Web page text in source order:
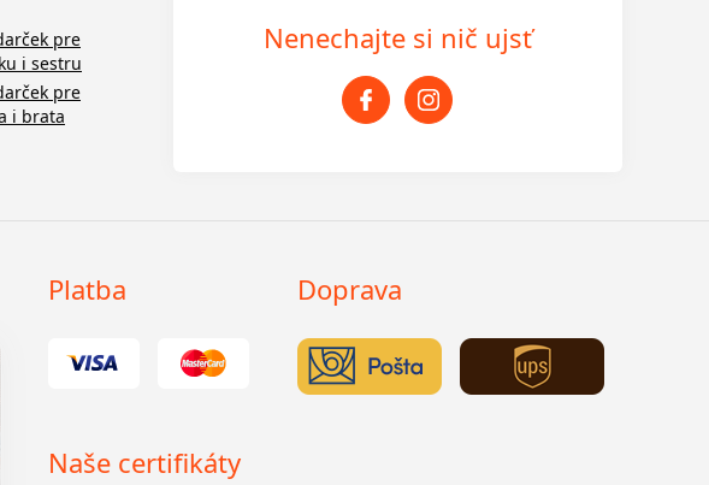
pre
i sestru
pre
i brata
Nenechajte si nič ujsť
Platba Doprava
Naše certifikáty